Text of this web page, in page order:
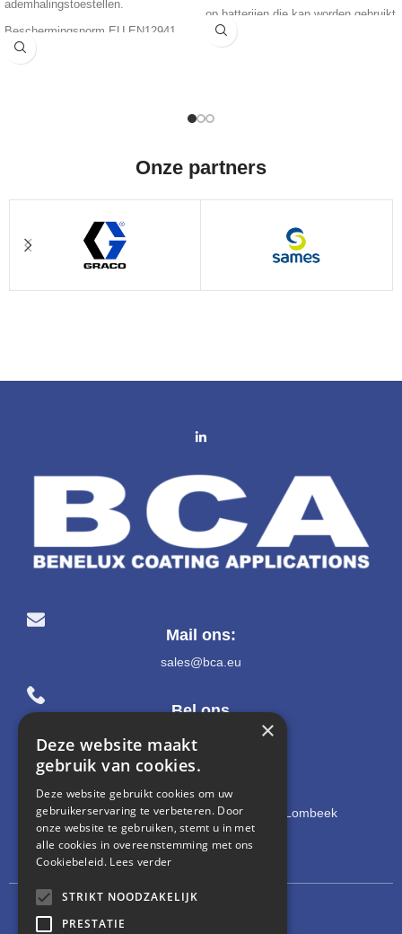
ademhalingstoestellen.
Beschermingsnorm EU EN12941.
op batterijen die kan worden gebruikt
met een ruime keuze aan
goedgekeurde filters en hoofd toppen
Beperkingen: Niet gebruiken in
Afbeelding is alleen ter illustratie en
Onze partners
Mail ons:
sales@bca.eu
Bel ons
+32 2 581 04 04
Adres:
Heidestraat 36a - 1742 Sint-Katherina-Lombeek
×
Deze website maakt
gebruik van cookies.
Deze website gebruikt cookies om uw
gebruikerservaring te verbeteren. Door
onze website te gebruiken, stemt u in met
alle cookies in overeenstemming met ons
Cookiebeleid. Lees verder
STRIKT NOODZAKELIJK
PRESTATIE